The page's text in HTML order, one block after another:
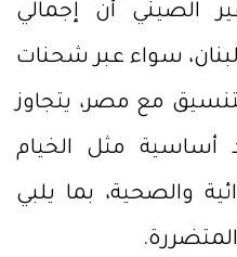
الصيني أن إجمالي
سواء عبر شحنات
مع مصر، يتجاوز
مثل الخيام
والصحية، بما يلبي